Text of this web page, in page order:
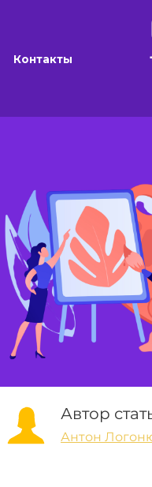
Контакты
Автор
Антон